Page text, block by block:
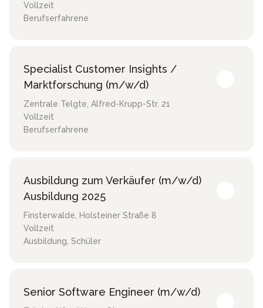
Vollzeit
Berufserfahrene
Specialist Customer Insights /
Marktforschung (m/w/d)
Zentrale Telgte, Alfred-Krupp-Str. 21
Vollzeit
Berufserfahrene
Ausbildung zum Verkäufer (m/w/d)
Ausbildung 2025
Finsterwalde, Holsteiner Straße 8
Vollzeit
Ausbildung, Schüler
Senior Software Engineer (m/w/d)